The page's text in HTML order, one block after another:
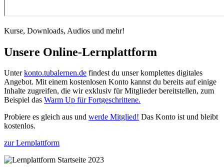
Kurse, Downloads, Audios und mehr!
Unsere Online-Lernplattform
Unterkonto.tubalernen.de findest du unser komplettes digitales
Angebot. Mit einem kostenlosen Konto kannst du bereits auf einige
Inhalte zugreifen, die wir exklusiv für Mitglieder bereitstellen, zum
Beispiel das Warm Up für Fortgeschrittene.
Probiere es gleich aus und werde Mitglied! Das Konto ist und bleibt
kostenlos.
zur Lernplattform